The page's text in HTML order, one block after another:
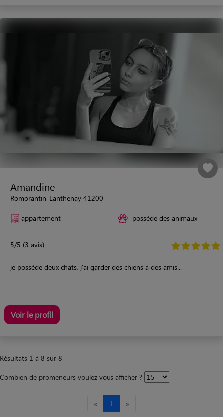
Amandine
Romorantin-Lanthenay 41200
appartement possède des animaux
5/5 (3 avis)
je possède deux chats, j'ai garder des chiens a des amis...
Voir le profil
Résultats 1 à 8 sur 8
Combien de promeneurs voulez vous afficher ?
« 1 »